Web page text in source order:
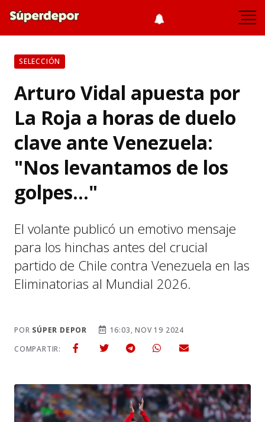
SELECCIÓN
Arturo Vidal apuesta por
La Roja a horas de duelo
clave ante Venezuela:
"Nos levantamos de los
golpes..."
El volante publicó un emotivo mensaje
para los hinchas antes del crucial
partido de Chile contra Venezuela en las
Eliminatorias al Mundial 2026.
POR SÚPER DEPOR
16:03, NOV 19 2024
COMPARTIR: